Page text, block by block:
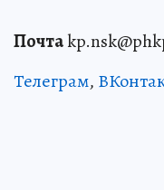
Почта
Телеграм,